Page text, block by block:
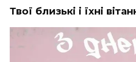
Твої близькі і їхні